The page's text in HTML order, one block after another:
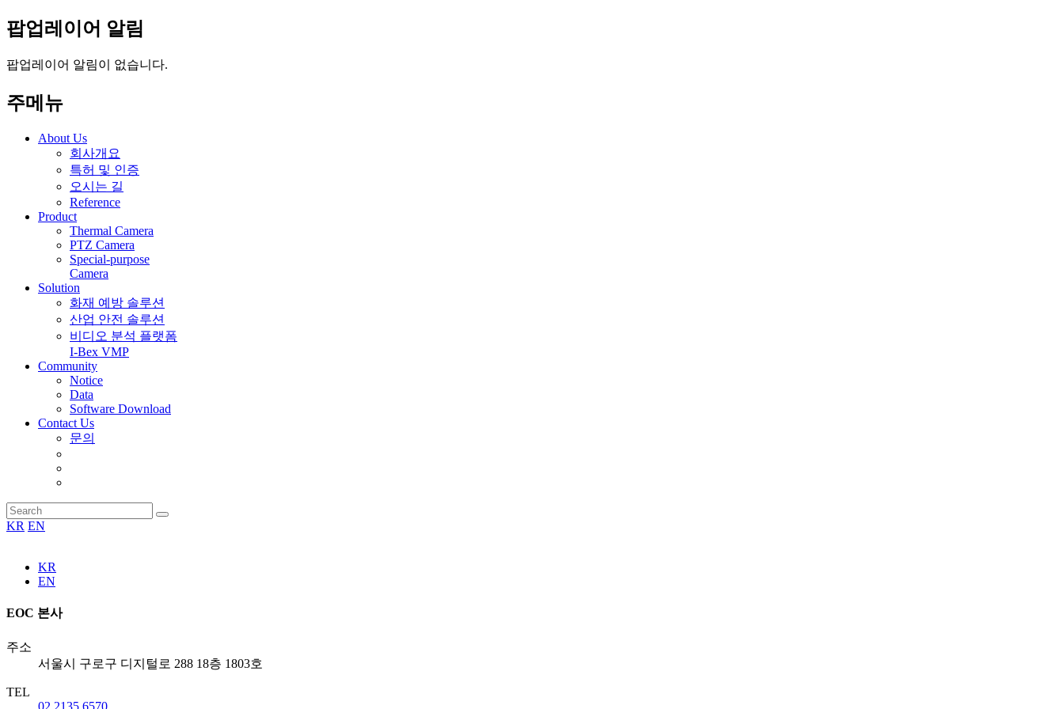
팝업레이어 알림
팝업레이어 알림이 없습니다.
주메뉴
About Us
회사개요
특허 및 인증
오시는 길
Reference
Product
Thermal Camera
PTZ Camera
Special-purpose
Camera
Solution
화재 예방 솔루션
산업 안전 솔루션
비디오 분석 플랫폼
I-Bex VMP
Community
Notice
Data
Software Download
Contact Us
문의
KR EN
KR
EN
EOC 본사
주소
서울시 구로구 디지털로 288 18층 1803호
TEL
02 2135 6570